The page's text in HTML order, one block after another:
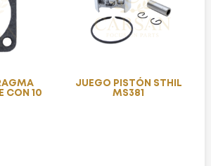
CON 10
JUEGO PISTÓN STHIL
MS381